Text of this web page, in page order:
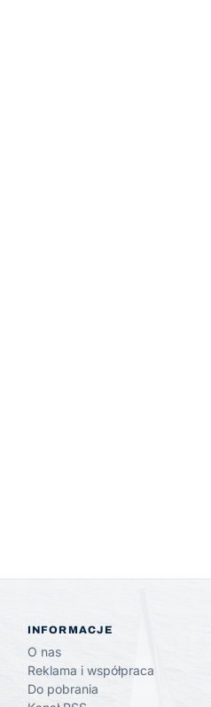
INFORMACJE
O nas
Reklama i współpraca
Do pobrania